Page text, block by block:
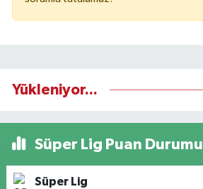
Yükleniyor...
Süper Lig Puan Durumu
Süper Lig